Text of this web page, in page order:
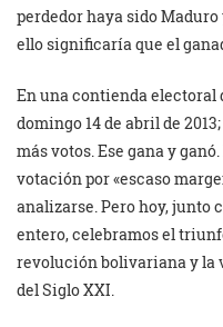
perdedor haya sido
ello significaría que el
En una contienda electoral
domingo 14 de abril de
más votos. Ese gana y
votación por «escaso
analizarse. Pero hoy, junto
entero, celebramos el
revolución bolivariana y la
del Siglo XXI.